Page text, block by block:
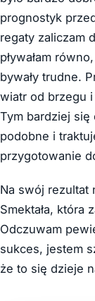
prognostyk
regaty zaliczam
pływałam
bywały trudne.
wiatr od brzegu i
Tym bardziej
podobne i
przygotowanie
Na swój rezultat
Smektała, która
Odczuwam
sukces, jestem
że to się dzieje